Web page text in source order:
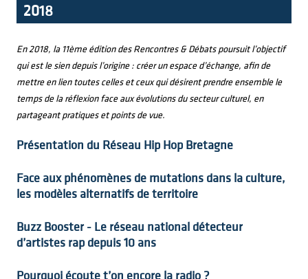
2018
En 2018, la 11ème édition des Rencontres & Débats poursuit l’objectif
qui est le sien depuis l’origine : créer un espace d’échange, afin de
mettre en lien toutes celles et ceux qui désirent prendre ensemble le
temps de la réflexion faceaux évolutions du secteur culturel, en
partageant pratiques et points de vue.
Présentation du Réseau Hip Hop Bretagne
Face aux phénomènes de mutations dans la culture,
les modèles alternatifs de territoire
Buzz Booster - Le réseau national détecteur
d’artistes rap depuis 10 ans
Pourquoi écoute t’on encore la radio ?